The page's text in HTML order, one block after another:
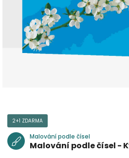
2+1 ZDARMA
Malování podle čísel
Malování podle čísel -